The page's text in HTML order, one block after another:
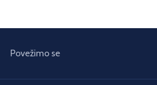
Povežimo se